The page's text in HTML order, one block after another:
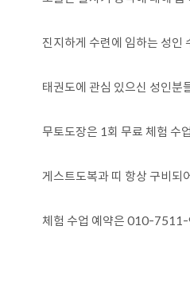
진지하게 수련에 임하는 성인
태권도에 관심 있으신 성인
무토도장은 1회 무료 체험 수
게스트도복과 띠 항상 구비되
체험 수업 예약은 010-